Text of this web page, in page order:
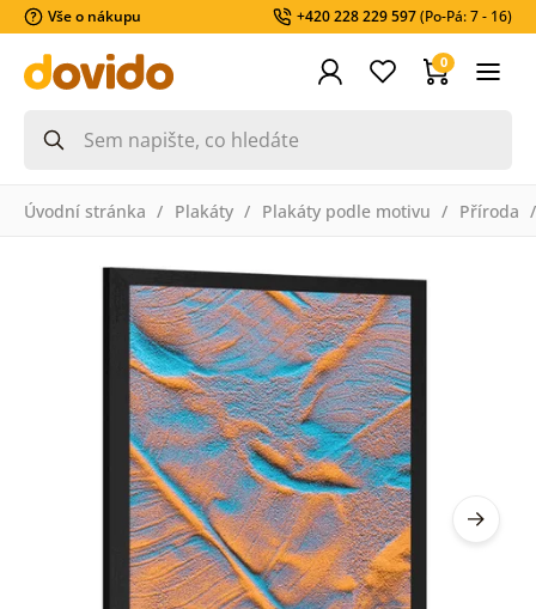
Vše o nákupu +420 228 229 597(Po-Pá: 7 - 16)
0
Úvodní stránka Plakáty Plakáty podle motivu Příroda